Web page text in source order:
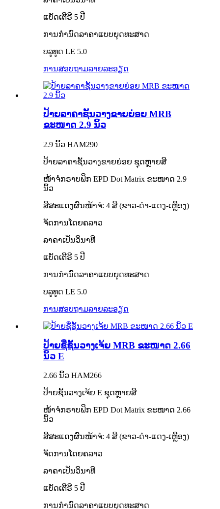
ແບັດເຕີຣີ 5 ປີ
ການກຳນົດລາຄາແບບຍຸດທະສາດ
ບລູທູດ LE 5.0
ການສອບຖາມລາຍລະອຽດ
ປ້າຍລາຄາຊັ້ນວາງຂາຍຍ່ອຍ MRB
ຂະໜາດ 2.9 ນິ້ວ
2.9 ນິ້ວ HAM290
ປ້າຍລາຄາຊັ້ນວາງຂາຍຍ່ອຍ ຊຸດຫຼາຍສີ
ໜ້າຈໍກຣາບຟິກ EPD Dot Matrix ຂະໜາດ 2.9
ນິ້ວ
ສີສະແດງຜົນໜ້າຈໍ: 4 ສີ (ຂາວ-ດຳ-ແດງ-ເຫຼືອງ)
ຈັດການໂດຍຄລາວ
ລາຄາເປັນວິນາທີ
ແບັດເຕີຣີ 5 ປີ
ການກຳນົດລາຄາແບບຍຸດທະສາດ
ບລູທູດ LE 5.0
ການສອບຖາມລາຍລະອຽດ
ປ້າຍຊື່ຊັ້ນວາງເຈ້ຍ MRB ຂະໜາດ 2.66
ນິ້ວ E
2.66 ນິ້ວ HAM266
ປ້າຍຊັ້ນວາງເຈ້ຍ E ຊຸດຫຼາຍສີ
ໜ້າຈໍກຣາບຟິກ EPD Dot Matrix ຂະໜາດ 2.66
ນິ້ວ
ສີສະແດງຜົນໜ້າຈໍ: 4 ສີ (ຂາວ-ດຳ-ແດງ-ເຫຼືອງ)
ຈັດການໂດຍຄລາວ
ລາຄາເປັນວິນາທີ
ແບັດເຕີຣີ 5 ປີ
ການກຳນົດລາຄາແບບຍຸດທະສາດ